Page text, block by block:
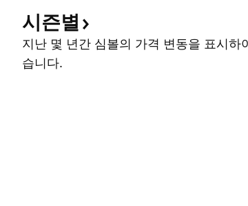
시즌별
지난 몇 년간 심볼의 가격 변동을 표시하
습니다.